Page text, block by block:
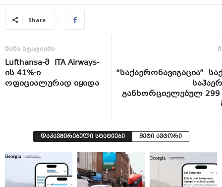
Share
წინა სტატიაში
Lufthansa-მ ITA Airways-
ის 41%-ი
ოფიციალურად იყიდა
“საქაერონავიგაცია”
განხორციელებულ 299
დაკავშირებული სტატიები მეტი ავტორი